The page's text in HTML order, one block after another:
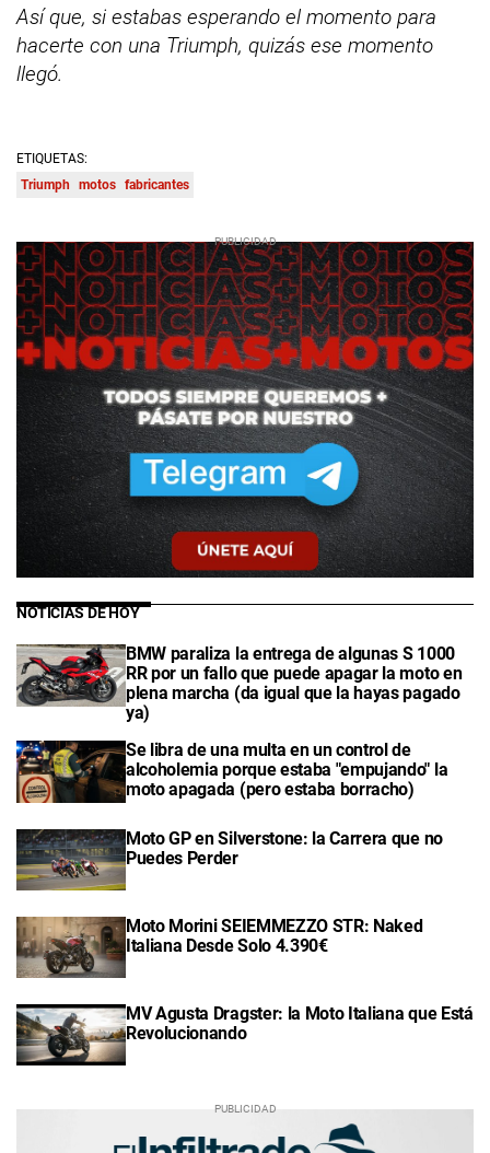
Así que, si estabas esperando el momento para
hacerte con una Triumph, quizás ese momento
llegó.
ETIQUETAS:
Triumph
motos fabricantes
NOTICIAS DE HOY
BMW paraliza la entrega de algunas S 1000
RR por un fallo que puede apagar la moto en
plena marcha (da igual que la hayas pagado
ya)
Se libra de una multa en un control de
alcoholemia porque estaba "empujando" la
moto apagada (pero estaba borracho)
Moto GP en Silverstone: la Carrera que no
Puedes Perder
Moto Morini SEIEMMEZZO STR: Naked
Italiana Desde Solo 4.390€
MV Agusta Dragster: la Moto Italiana que Está
Revolucionando